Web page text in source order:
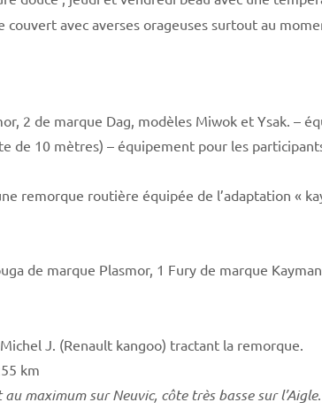
avec averses orageuses surtout au
2 de marque Dag, modèles Miwok et Ysak. –
de 10 mètres) – équipement pour les
remorque routière équipée de l’adaptation «
de marque Plasmor, 1 Fury de marque
J. (Renault kangoo) tractant la remorque.
km
maximum sur Neuvic, côte très basse sur l’Aigle.